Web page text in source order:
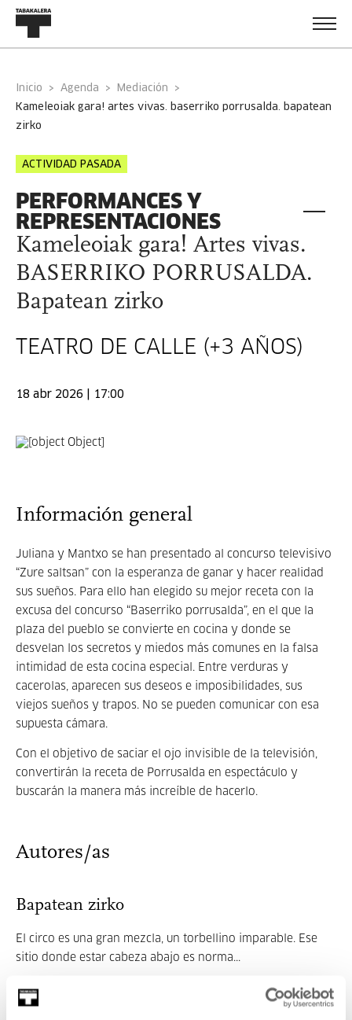
Inicio Agenda
Mediación
kameleoiak gara! artes vivas. baserriko porrusalda. bapatean
zirko
ACTIVIDAD PASADA
PERFORMANCES Y
REPRESENTACIONES
Kameleoiak gara! Artes vivas.
BASERRIKO PORRUSALDA.
Bapatean zirko
TEATRO DE CALLE (+3 AÑOS)
18 abr 2026 | 17:00
Información general
Juliana y Mantxo se han presentado al concurso televisivo
“Zure saltsan” con la esperanza de ganar y hacer realidad
sus sueños. Para ello han elegido su mejor receta con la
excusa del concurso “Baserriko porrusalda”, en el que la
plaza del pueblo se convierte en cocina y donde se
desvelan los secretos y miedos más comunes en la falsa
intimidad de esta cocina especial. Entre verduras y
cacerolas, aparecen sus deseos e imposibilidades, sus
viejos sueños y trapos. No se pueden comunicar con esa
supuesta cámara.
Con el objetivo de saciar el ojo invisible de la televisión,
convertirán la receta de Porrusalda en espectáculo y
buscarán la manera más increíble de hacerlo.
Autores/as
Bapatean zirko
El circo es una gran mezcla, un torbellino imparable. Ese
sitio donde estar cabeza abajo es norma...
MÁS INFORMACIÓN
Contenido relacionado